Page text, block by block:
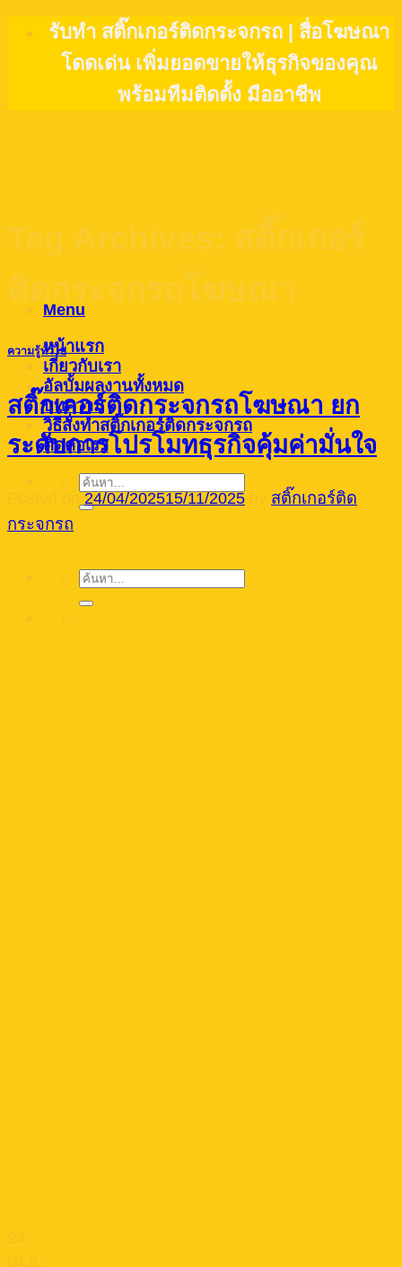
รับทำ สติ๊กเกอร์ติดกระจกรถ | สื่อโฆษณา
โดดเด่น เพิ่มยอดขายให้ธุรกิจของคุณ
พร้อมทีมติดตั้ง มืออาชีพ
Menu
หน้าแรก
เกี่ยวกับเรา
อัลบั้มผลงานทั้งหมด
บทความ
วิธีสั่งทำสติ๊กเกอร์ติดกระจกรถ
ติดต่อเรา
ค้นหา:
ค้นหา:
Tag Archives: สติ๊กเกอร์
ติดกระจกรถโฆษณา
ความรู้ทั่วไป
สติ๊กเกอร์ติดกระจกรถโฆษณา ยก
ระดับการโปรโมทธุรกิจคุ้มค่ามั่นใจ
Posted on24/04/202515/11/2025
สติ๊กเกอร์ติด
กระจกรถ